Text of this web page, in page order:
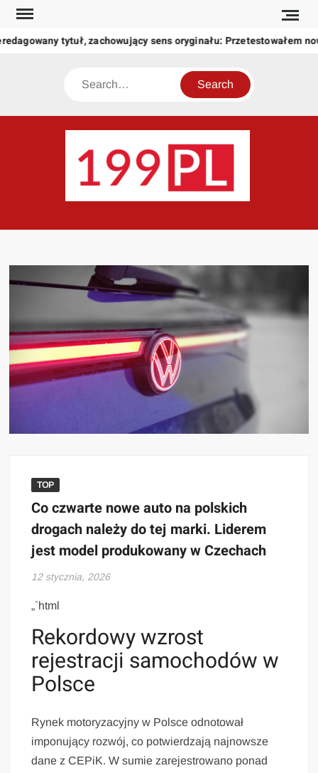
Skip
content
tytuł, zachowujący sens oryginału: Przetestowałem
Search
świat
TOP
Co czwarte nowe auto na polskich
drogach należy do tej marki. Liderem
jest model produkowany w Czechach
12 stycznia, 2026
„`html
Rekordowy wzrost
rejestracji samochodów w
Polsce
Rynek motoryzacyjny w Polsce odnotował
imponujący rozwój, co potwierdzają najnowsze
dane z CEPiK. W sumie zarejestrowano ponad